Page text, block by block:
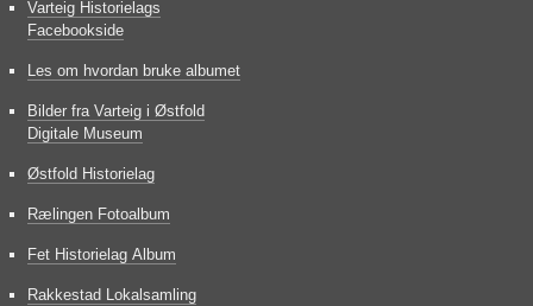
Varteig Historielags
Facebookside
Les om hvordan bruke albumet
Bilder fra Varteig i Østfold
Digitale Museum
Østfold Historielag
Rælingen Fotoalbum
Fet Historielag Album
Rakkestad Lokalsamling